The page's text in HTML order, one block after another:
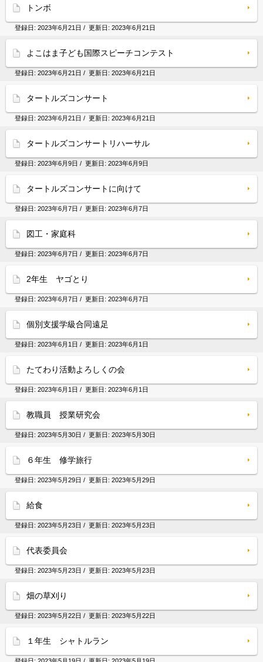
トンボ
登録日: 2023年6月21日 / 更新日: 2023年6月21日
よこはま子ども国際スピーチコンテスト
登録日: 2023年6月21日 / 更新日: 2023年6月21日
タートルズコンサート
登録日: 2023年6月21日 / 更新日: 2023年6月21日
タートルズコンサートリハーサル
登録日: 2023年6月9日 / 更新日: 2023年6月9日
タートルズコンサートに向けて
登録日: 2023年6月7日 / 更新日: 2023年6月7日
図工・家庭科
登録日: 2023年6月7日 / 更新日: 2023年6月7日
2年生 ヤゴとり
登録日: 2023年6月7日 / 更新日: 2023年6月7日
個別支援学級合同遠足
登録日: 2023年6月1日 / 更新日: 2023年6月1日
たてわり活動よろしくの会
登録日: 2023年6月1日 / 更新日: 2023年6月1日
教職員 授業研究会
登録日: 2023年5月30日 / 更新日: 2023年5月30日
６年生 修学旅行
登録日: 2023年5月29日 / 更新日: 2023年5月29日
給食
登録日: 2023年5月23日 / 更新日: 2023年5月23日
代表委員会
登録日: 2023年5月23日 / 更新日: 2023年5月23日
畑の草刈り
登録日: 2023年5月22日 / 更新日: 2023年5月22日
１年生 シャトルラン